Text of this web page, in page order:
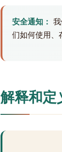
安全通知：
们如何使用、
解释和定